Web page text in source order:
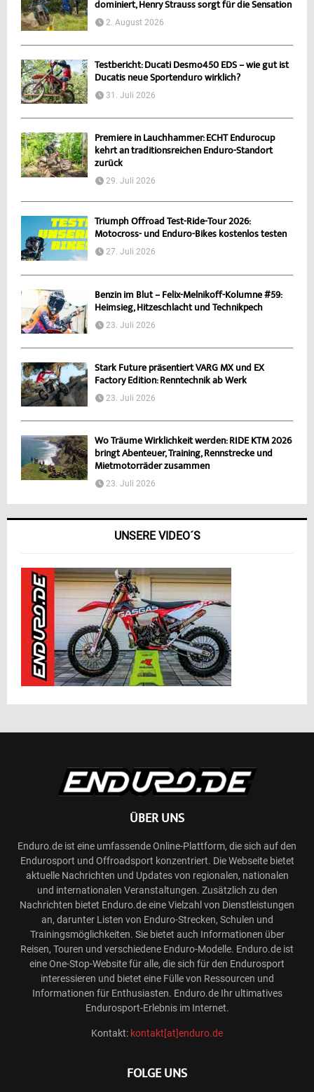
dominiert, Henry Strauss sorgt für die Sensation
2. August 2026
Testbericht: Ducati Desmo450 EDS – wie gut ist
Ducatis neue Sportenduro wirklich?
31. Juli 2026
Premiere in Lauchhammer: ECHT Endurocup
kehrt an traditionsreichen Enduro-Standort
zurück
29. Juli 2026
Triumph Offroad Test-Ride-Tour 2026:
Motocross- und Enduro-Bikes kostenlos testen
27. Juli 2026
Benzin im Blut – Felix-Melnikoff-Kolumne #59:
Heimsieg, Hitzeschlacht und Technikpech
23. Juli 2026
Stark Future präsentiert VARG MX und EX
Factory Edition: Renntechnik ab Werk
23. Juli 2026
Wo Träume Wirklichkeit werden: RIDE KTM 2026
bringt Abenteuer, Training, Rennstrecke und
Mietmotorräder zusammen
23. Juli 2026
UNSERE VIDEO´S
ÜBER UNS
Enduro.de ist eine umfassende Online-Plattform, die sich auf den
Endurosport und Offroadsport konzentriert. Die Webseite bietet
aktuelle Nachrichten und Updates von regionalen, nationalen
und internationalen Veranstaltungen. Zusätzlich zu den
Nachrichten bietet Enduro.de eine Vielzahl von Dienstleistungen
an, darunter Listen von Enduro-Strecken, Schulen und
Trainingsmöglichkeiten. Sie bietet auch Informationen über
Reisen, Touren und verschiedene Enduro-Modelle. Enduro.de ist
eine One-Stop-Website für alle, die sich für den Endurosport
interessieren und bietet eine Fülle von Ressourcen und
Informationen für Enthusiasten. Enduro.de Ihr ultimatives
Endurosport-Erlebnis im Internet.
Kontakt: kontakt[at]enduro.de
FOLGE UNS